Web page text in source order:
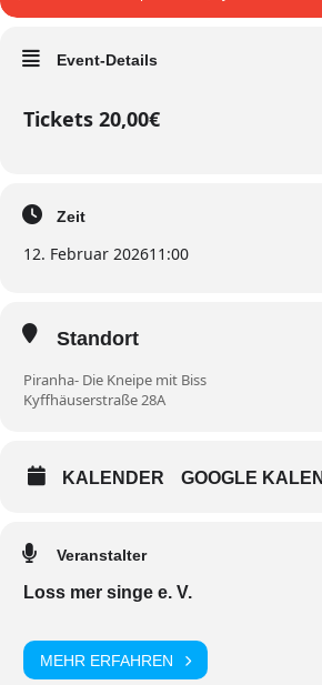
Event-Details
Tickets 20,00€
Zeit
12. Februar 202611:00
Standort
Piranha- Die Kneipe mit Biss
Kyffhäuserstraße 28A
KALENDER GOOGLE
Veranstalter
Loss mer singe e. V.
MEHR ERFAHREN